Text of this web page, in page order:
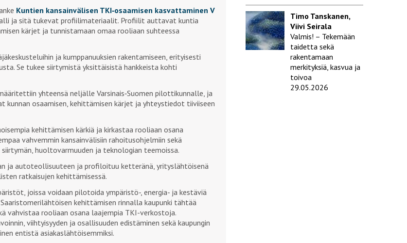
Kuntien kansainvälisen TKI‑osaamisen kasvattaminen V
ja sitä tukevat profiilimateriaalit. Profiilit auttavat kuntia
kärjet ja tunnistamaan omaa rooliaan suhteessa
ja kumppanuuksien rakentamiseen, erityisesti
Se tukee siirtymistä yksittäisistä hankkeista kohti
yhteensä neljälle Varsinais‑Suomen pilottikunnalle, ja
osaamisen, kehittämisen kärjet ja yhteystiedot tiiviiseen
kehittämisen kärkiä ja kirkastaa rooliaan osana
vahvemmin kansainvälisiin rahoitusohjelmiin sekä
huoltovarmuuden ja teknologian teemoissa.
ja autoteollisuuteen ja profiloituu ketteränä, yrityslähtöisenä
ratkaisujen kehittämisessä.
joissa voidaan pilotoida ympäristö-, energia- ja kestäviä
kehittämisen rinnalla kaupunki tähtää
vahvistaa rooliaan osana laajempia TKI-verkostoja.
viihtyisyyden ja osallisuuden edistäminen sekä kaupungin
entistä asiakaslähtöisemmiksi.
Timo Tanskanen,
Viivi Seirala
Valmis! – Tekemään
taidetta sekä
rakentamaan
merkityksiä, kasvua ja
toivoa
29.05.2026